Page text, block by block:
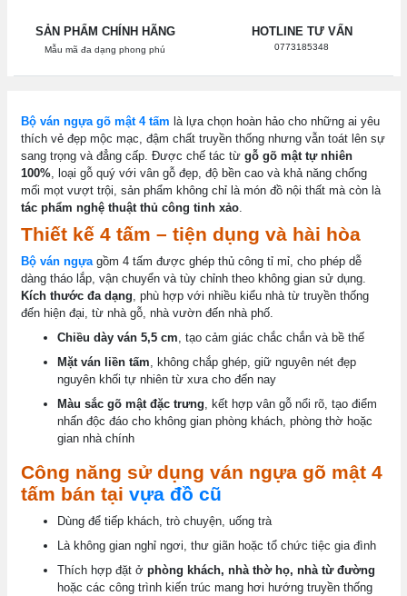
SẢN PHẨM CHÍNH HÃNG
Mẫu mã đa dạng phong phú
HOTLINE TƯ VẤN
0773185348
Bộ ván ngựa gõ mật 4 tấm là lựa chọn hoàn hảo cho những ai yêu
thích vẻ đẹp mộc mạc, đậm chất truyền thống nhưng vẫn toát lên sự
sang trọng và đẳng cấp. Được chế tác từ gỗ gõ mật tự nhiên
100%, loại gỗ quý với vân gỗ đẹp, độ bền cao và khả năng chống
mối mọt vượt trội, sản phẩm không chỉ là món đồ nội thất mà còn là
tác phẩm nghệ thuật thủ công tinh xảo.
Thiết kế 4 tấm – tiện dụng và hài hòa
Bộ ván ngựagồm 4 tấm được ghép thủ công tỉ mỉ, cho phép dễ
dàng tháo lắp, vận chuyển và tùy chỉnh theo không gian sử dụng.
Kích thước đa dạng, phù hợp với nhiều kiểu nhà từ truyền thống
đến hiện đại, từ nhà gỗ, nhà vườn đến nhà phố.
Chiều dày ván 5,5 cm, tạo cảm giác chắc chắn và bề thế
Mặt ván liền tấm, không chắp ghép, giữ nguyên nét đẹp
nguyên khối tự nhiên từ xưa cho đến nay
Màu sắc gõ mật đặc trưng, kết hợp vân gỗ nổi rõ, tạo điểm
nhấn độc đáo cho không gian phòng khách, phòng thờ hoặc
gian nhà chính
Công năng sử dụng ván ngựa gõ mật 4
tấm bán tại vựa đồ cũ
Dùng để tiếp khách, trò chuyện, uống trà
Là không gian nghỉ ngơi, thư giãn hoặc tổ chức tiệc gia đình
Thích hợp đặt ở phòng khách, nhà thờ họ, nhà từ đường
hoặc các công trình kiến trúc mang hơi hướng truyền thống